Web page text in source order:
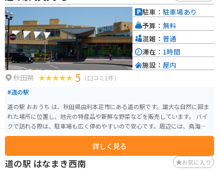
す。 バイクで訪れる際には、鳥海ブルーラインを走れば、日本海と鳥海山の
絶景を眺めながらツーリングを楽しむことができます。道の駅には、バイク
スタンドも設置されているので安心です。
秋田県 5 （口コミ1件）
#道の駅
道の駅 おおうち は、秋田県由利本荘市にある道の駅です。雄大な自然に囲ま
れた場所に位置し、地元の特産品や新鮮な野菜などを販売しています。 バイ
クで訪れる際は、駐車場も広く停めやすいので安心です。周辺には、鳥海ブ
ルーラインなどの景観の良いワインディングロードがあり、ツーリングにも
最適です。道の駅で休憩を取りながら、雄大な景色を楽しむのはいかがでし
ょうか。 由利本荘市は、秋田県南部に位置し、日本海に面した自然豊かな地
域です。特に、鳥海山の麓から湧き出る湧水は「鳥海山麗湧水群」として名
詳しく見る
駐車： 駐車場あり
予算： 無料
混雑： 普通
滞在： 1時間
施設： 屋内
道の駅 はなまき西南 お気に入り